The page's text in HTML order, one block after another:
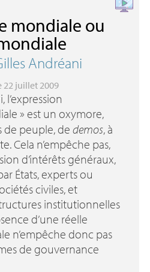
mondiale ou
Andréani
22 juillet 2009
l’expression
» est un oxymore,
de peuple, de demos, à
Cela n’empêche pas,
d’intérêts généraux,
États, experts ou
civiles, et
institutionnelles
d’une réelle
n’empêche donc pas
de gouvernance